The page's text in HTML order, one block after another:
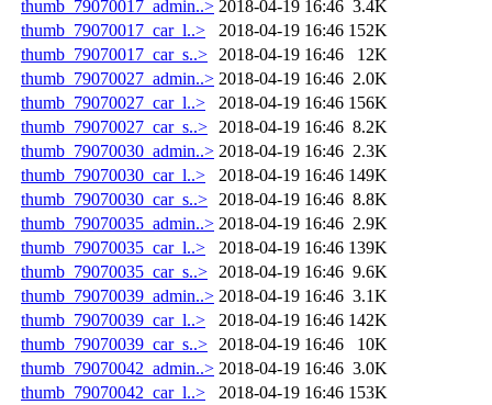
thumb_79070017_admin..> 2018-04-19 16:46 3.4K
thumb_79070017_car_l..>
2018-04-19 16:46 152K
thumb_79070017_car_s..>
2018-04-19 16:46
12K
thumb_79070027_admin..> 2018-04-19 16:46 2.0K
thumb_79070027_car_l..>
2018-04-19 16:46 156K
thumb_79070027_car_s..>
2018-04-19 16:46 8.2K
thumb_79070030_admin..> 2018-04-19 16:46 2.3K
thumb_79070030_car_l..>
2018-04-19 16:46 149K
thumb_79070030_car_s..>
2018-04-19 16:46 8.8K
thumb_79070035_admin..> 2018-04-19 16:46 2.9K
thumb_79070035_car_l..>
2018-04-19 16:46 139K
thumb_79070035_car_s..>
2018-04-19 16:46 9.6K
thumb_79070039_admin..> 2018-04-19 16:46 3.1K
thumb_79070039_car_l..>
2018-04-19 16:46 142K
thumb_79070039_car_s..>
2018-04-19 16:46
10K
thumb_79070042_admin..> 2018-04-19 16:46 3.0K
thumb_79070042_car_l..>
2018-04-19 16:46 153K